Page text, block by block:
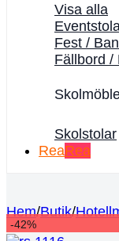
Visa alla
Fest /
Fällbord /
Skolstolar
Rea
Hem/Butik/
-42%